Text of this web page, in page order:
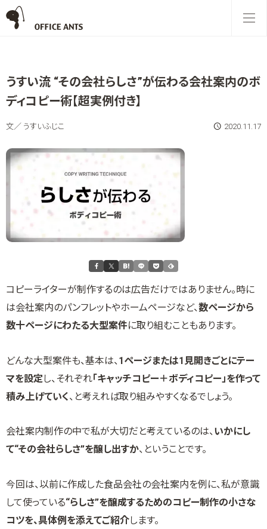
うすい流 “その会社らしさ”が伝わる会社案内のボ
ディコピー術【超実例付き】
文／ うすいふじこ 2020.11.17
コピーライターが制作するのは広告だけではありません。時に
は会社案内のパンフレットやホームページなど、数ページから
数十ページにわたる大型案件に取り組むこともあります。
どんな大型案件も、基本は、 1ページまたは1見開きごとにテー
マを設定し、それぞれ「キャッチコピー＋ボディコピー」を作って
積み上げていく、と考えれば取り組みやすくなるでしょう。
会社案内制作の中で私が大切だと考えているのは、いかにし
て“その会社らしさ”を醸し出すか、ということです。
今回は、以前に作成した食品会社の会社案内を例に、私が意識
して使っている“らしさ”を醸成するためのコピー制作の小さな
コツを、具体例を添えてご紹介します。